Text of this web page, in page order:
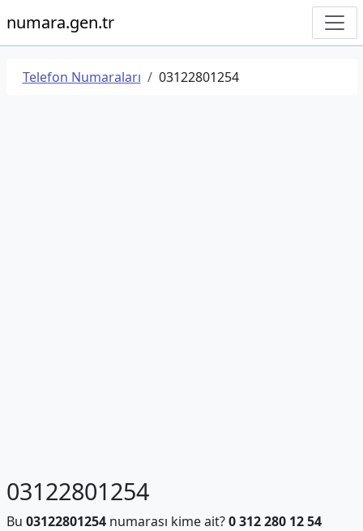
numara.gen.tr
Telefon Numaraları 03122801254
03122801254
Bu 03122801254numarası kime ait?0 312 280 12 54